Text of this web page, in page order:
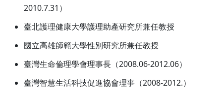
2010.7.31）
臺北護理健康大學護理助產研究所兼任教授
國立高雄師範大學性別研究所兼任教授
臺灣生命倫理學會理事長（2008.06-2012.06）
臺灣智慧生活科技促進協會理事（2008-2012.）